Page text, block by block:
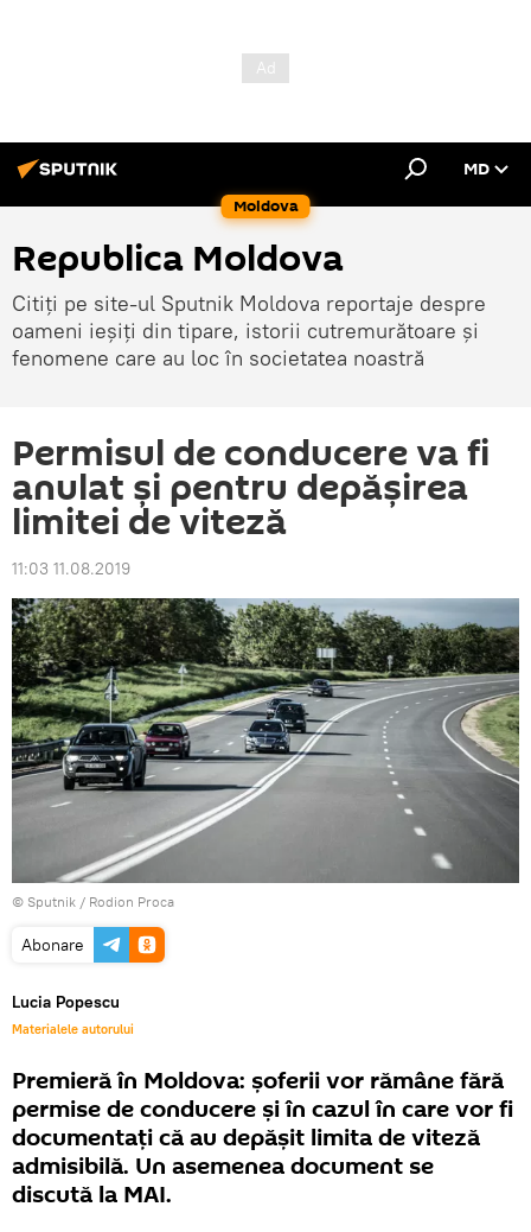
Moldova
MD
Republica Moldova
Citiți pe site-ul Sputnik Moldova reportaje despre
oameni ieșiți din tipare, istorii cutremurătoare și
fenomene care au loc în societatea noastră
Permisul de conducere va fi
anulat și pentru depășirea
limitei de viteză
11:03 11.08.2019
© Sputnik / Rodion Proca
Abonare
Lucia Popescu
Materialele autorului
Premieră în Moldova: șoferii vor rămâne fără
permise de conducere și în cazul în care vor fi
documentați că au depășit limita de viteză
admisibilă. Un asemenea document se
discută la MAI.